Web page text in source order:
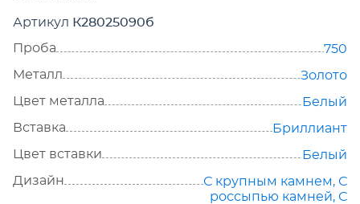
Артикул К28025090б
Проба
750
Металл
Золото
Цвет металла
Белый
Вставка
Бриллиант
Цвет вставки
Белый
Дизайн
С крупным камнем, С
россыпью камней, С